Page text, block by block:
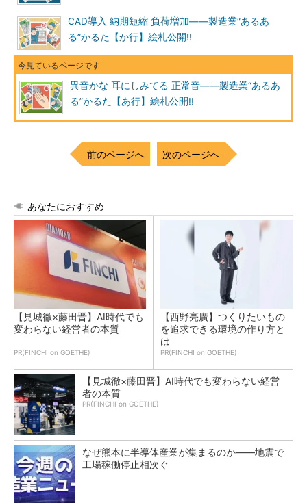
CAD導入 納期短縮 負荷増加――製造業“あるあ
る”かるた【か行】絵札公開!!
異音かな 耳にしみてる 正常音――製造業“あるあ
る”かるた【あ行】絵札公開!!
前のページへ 次のページへ
あなたにおすすめ
【見城徹×藤田晋】AI時代でも
変わらない経営者の本質
PR(FINCHI on GOETHE)
【西野亮廣】つくりたいもの
を追求できる環境の作り方と
は
PR(FINCHI on GOETHE)
【見城徹×藤田晋】AI時代でも変わらない経営
者の本質
PR(FINCHI on GOETHE)
なぜ熊本に半導体産業が集まるのか――地震で
工場稼働停止相次ぐ